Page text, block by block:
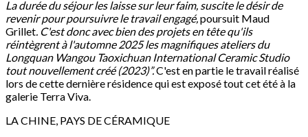
La durée du séjour les laisse sur leur faim, suscite le désir de
revenir pour poursuivre le travail engagé,poursuit Maud
Grillet. C'est donc avec bien des projets en tête qu'ils
réintègrent à l'automne 2025 les magnifiques ateliers du
Longquan Wangou Taoxichuan International Ceramic Studio
tout nouvellement créé (2023)”.C'est en partie le travail réalisé
lors de cette dernière résidence qui est exposé tout cet été à la
galerie Terra Viva.
LA CHINE, PAYS DE CÉRAMIQUE